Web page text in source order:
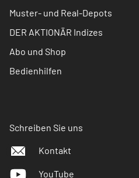
Muster- und Real-Depots
DER AKTIONÄR Indizes
Abo und Shop
Bedienhilfen
Schreiben Sie uns
Kontakt
YouTube